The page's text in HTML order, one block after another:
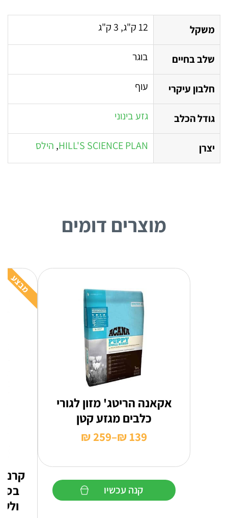
משקל 12 ק"ג, 3 ק"ג
שלב בחיים בוגר
חלבון עיקרי עוף
גודל הכלב גזע בינוני
יצרן HILL'S SCIENCE PLAN
, הילס
מוצרים דומים
אקאנה הריטג' מזון לגורי
כלבים מגזע קטן
₪ 139
–
₪259
טווח
עד
⁦₪ 259⁩
קנה עכשיו
מבצע